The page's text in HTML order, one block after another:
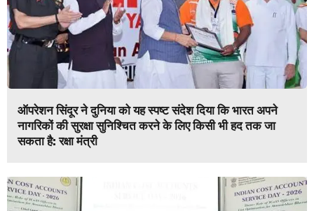
ऑपरेशन सिंदूर ने दुनिया को यह स्पष्ट संदेश दिया कि भारत अपने
नागरिकों की सुरक्षा सुनिश्चित करने के लिए किसी भी हद तक जा
सकता है: रक्षा मंत्री